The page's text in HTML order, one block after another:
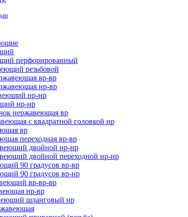
перфорированный
резьбовой
вр-вр
нр-вр
нр-нр
нр-нр
нержавеющая вр
с квадратной головкой нр
вр
переходная вр-вр
двойной нр-нр
двойной переходной нр-нр
90 градусов вр-вр
90 градусов вр-нр
вр-вр-вр
нр-вр
шланговый нр